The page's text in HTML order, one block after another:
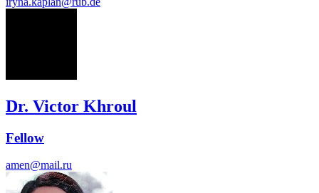
Dr. Victor Khroul
Fellow
amen@mail.ru